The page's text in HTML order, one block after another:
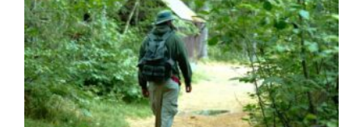
El Espinar, un pueblo oculto de la Sierra